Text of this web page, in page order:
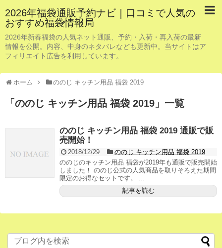
2026年福袋通販予約ナビ｜口コミで人気の
おすすめ福袋情報局
2026年新春福袋の人気ネット通販、予約・入荷・再入荷の最新
情報を公開。内容、中身のネタバレなども更新中。当サイトはア
フィリエイト広告を利用しています。
ホーム ののじ キッチン用品 福袋 2019
「 ののじ キッチン用品 福袋 2019 」 一覧
ののじ キッチン用品 福袋 2019 通販で販
売開始！
2018/12/29
ののじ キッチン用品 福袋 2019
ののじのキッチン用品 福袋が2019年も通販で販売開始
しました！ ののじ公式の人気商品を取りそろえた期間
限定のお得なセットです。 ...
記事を読む